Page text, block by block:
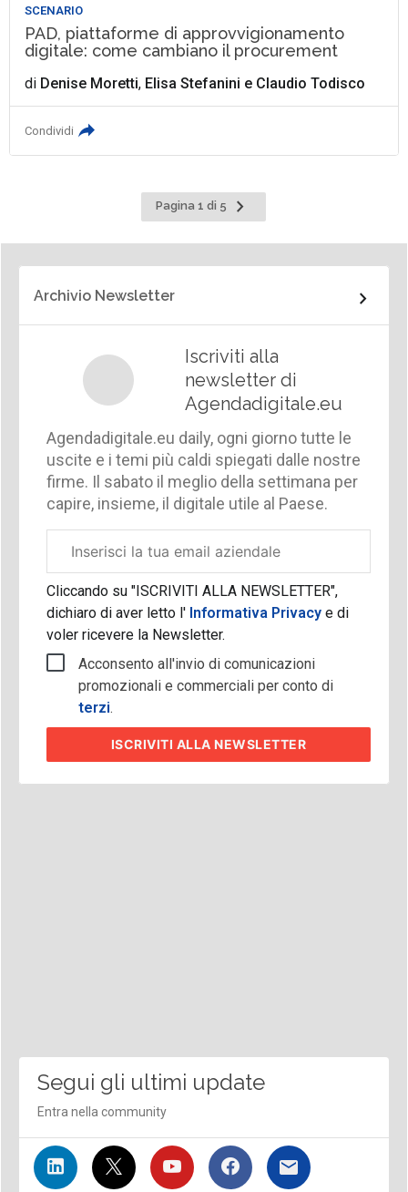
SCENARIO
PAD, piattaforme di approvvigionamento
digitale: come cambiano il procurement
di Denise Moretti, Elisa Stefanini e Claudio Todisco
Condividi
Pagina 1 di 5
Pagina
successiva
Archivio Newsletter
Iscriviti alla
newsletter di
Agendadigitale.eu
Agendadigitale.eu daily, ogni giorno tutte le
uscite e i temi più caldi spiegati dalle nostre
firme. Il sabato il meglio della settimana per
capire, insieme, il digitale utile al Paese.
aziendale
Cliccando su "ISCRIVITI ALLA NEWSLETTER",
dichiaro di aver letto l'Informativa Privacy e di
voler ricevere la Newsletter.
Acconsento all'invio di comunicazioni
promozionali e commerciali per conto di
terzi.
ISCRIVITI ALLA NEWSLETTER
Segui gli ultimi update
Entra nella community